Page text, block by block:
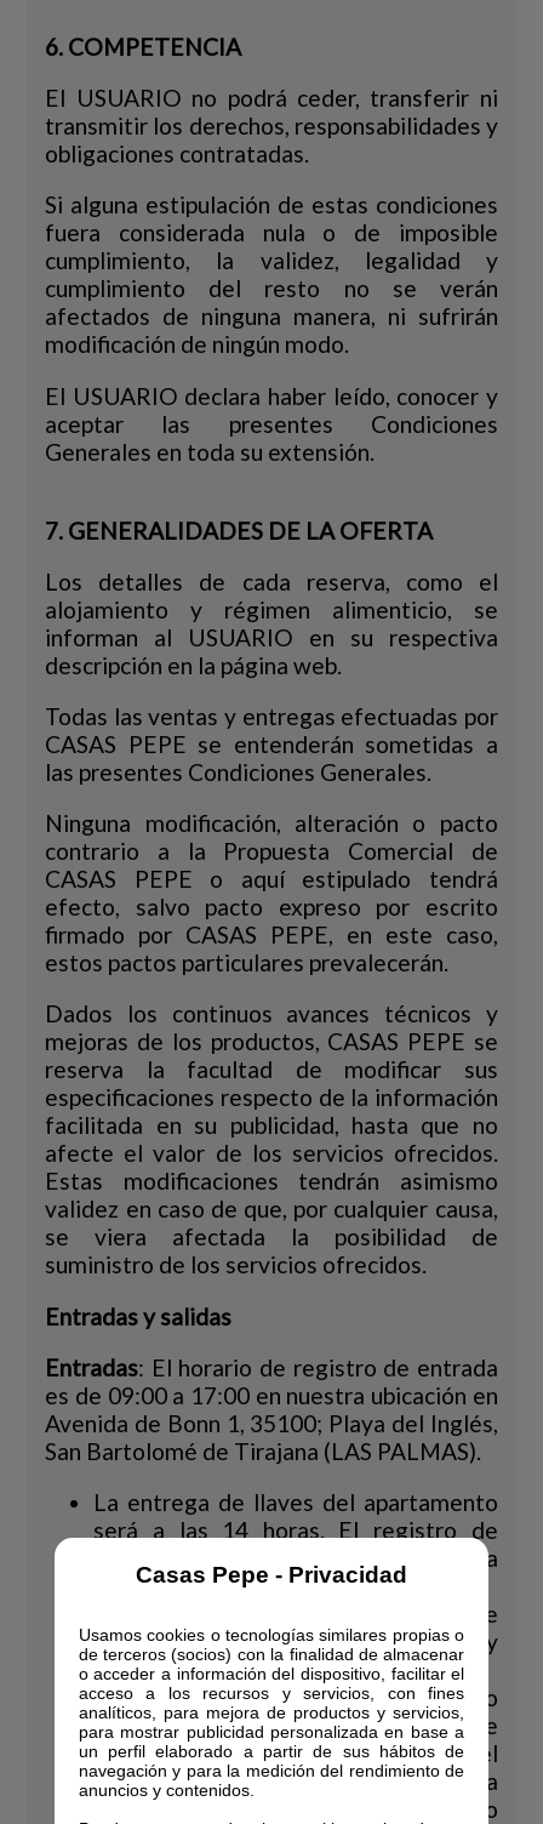
Casas Pepe - Privacidad
Usamos cookies o tecnologías similares propias o
de terceros (socios) con la finalidad de almacenar
o acceder a información del dispositivo, facilitar el
acceso a los recursos y servicios, con fines
analíticos, para mejora de productos y servicios,
para mostrar publicidad personalizada en base a
un perfil elaborado a partir de sus hábitos de
navegación y para la medición del rendimiento de
anuncios y contenidos.
6. COMPETENCIA
El USUARIO no podrá ceder, transferir ni
transmitir los derechos, responsabilidades y
obligaciones contratadas.
Si alguna estipulación de estas condiciones
fuera considerada nula o de imposible
cumplimiento, la validez, legalidad y
cumplimiento del resto no se verán
afectados de ninguna manera, ni sufrirán
modificación de ningún modo.
El USUARIO declara haber leído, conocer y
aceptar las presentes Condiciones
Generales en toda su extensión.
7. GENERALIDADES DE LA OFERTA
Los detalles de cada reserva, como el
alojamiento y régimen alimenticio, se
informan al USUARIO en su respectiva
descripción en la página web.
Todas las ventas y entregas efectuadas por
CASAS PEPE se entenderán sometidas a
las presentes Condiciones Generales.
Ninguna modificación, alteración o pacto
contrario a la Propuesta Comercial de
CASAS PEPE o aquí estipulado tendrá
efecto, salvo pacto expreso por escrito
firmado por CASAS PEPE, en este caso,
estos pactos particulares prevalecerán.
Dados los continuos avances técnicos y
mejoras de los productos, CASAS PEPE se
reserva la facultad de modificar sus
especificaciones respecto de la información
facilitada en su publicidad, hasta que no
afecte el valor de los servicios ofrecidos.
Estas modificaciones tendrán asimismo
validez en caso de que, por cualquier causa,
se viera afectada la posibilidad de
suministro de los servicios ofrecidos.
Entradas y salidas
Entradas: El horario de registro de entrada
es de 09:00 a 17:00 en nuestra ubicación en
Avenida de Bonn 1, 35100; Playa del Inglés,
San Bartolomé de Tirajana (LAS PALMAS).
La entrega de llaves del apartamento
será a las 14 horas. El registro de
entrada no garantiza el derecho a
acceder al apartamento.
Si se llega antes de las 14 horas, se
puede realizar el registro de entrada y
dejar el equipaje en Recepción.
En caso de llegadas fuera de horario
del servicio de Recepción, el cliente
debe contactar a través del
correo booking@casaspepe.com para
ser informado sobre el procedimiento